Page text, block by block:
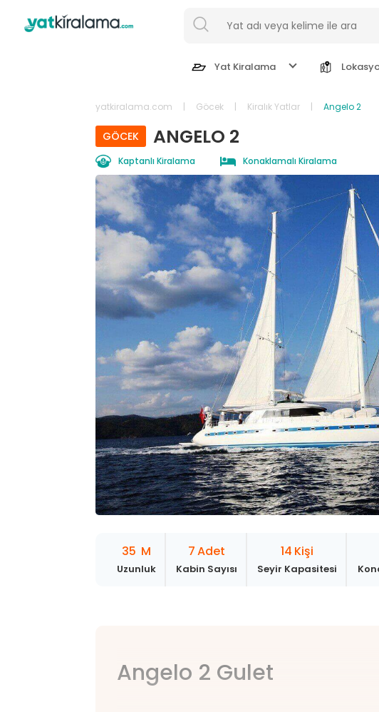
Yat Kiralama
Bodrum
Fethiye
Marmaris
İstanbul
Kaş
TÜM KIRALIK YATLAR
Bodrum
Fethiye
Marmaris
İstanbul
Kaş
TÜMÜ
yatkiralama.com | Göcek | Kiralık Yatlar | Angelo 2
GÖCEK
ANGELO 2
Kaptanlı Kiralama Konaklamalı Kiralama
35 M
Uzunluk
7Adet
Kabin Sayısı
14 Kişi
Seyir Kapasitesi
Angelo 2 Gulet